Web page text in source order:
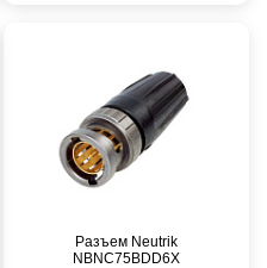
Разъем Neutrik
NBNC75BDD6X